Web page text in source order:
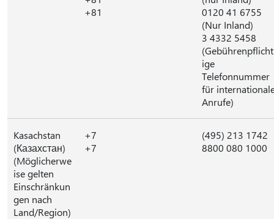
+81
0120 41 6755
(Nur Inland)
3 4332 5458
(Gebührenpflicht
ige
Telefonnummer
für
Anrufe)
Kasachstan
(Казахстан)
(Möglicherwe
ise gelten
Einschränkun
gen nach
Land/Region)
+7
+7
(495) 213 1742
8800 080 1000